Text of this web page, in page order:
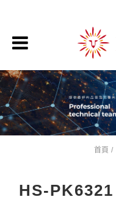
首頁
HS-